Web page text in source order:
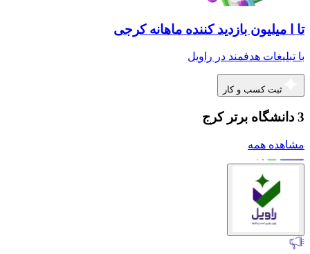
تا ا میلیون بازدید کننده ماهانه کرجی
با تبلیغات هدفمند در راویل
ثبت کسب و کار
3 دانشگاه برتر کرج
مشاهده همه